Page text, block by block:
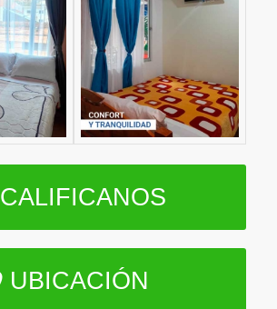
CALIFICANOS
UBICACIÓN